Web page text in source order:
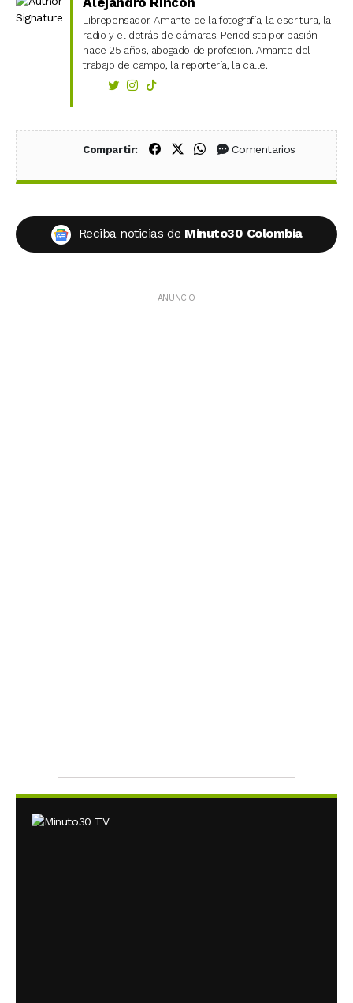
Librepensador. Amante de la fotografía, la escritura, la
radio y el detrás de cámaras. Periodista por pasión
hace 25 años, abogado de profesión. Amante del
trabajo de campo, la reportería, la calle.
Compartir: Compartir en Facebook
Compartir en X (Twitter)
Compartir en WhatsApp
Comentarios
Reciba noticias de Minuto30 Colombia
ANUNCIO